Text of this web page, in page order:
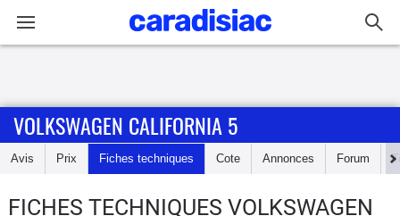
Accueil
VOLKSWAGEN CALIFORNIA 5
Avis Prix Fiches techniques Cote Annonces Forum
FICHES TECHNIQUES VOLKSWAGEN